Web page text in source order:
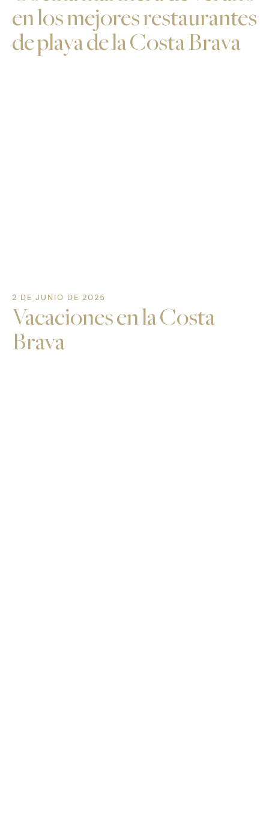
en los mejores restaurantes
de playa de la Costa Brava
2 DE JUNIO DE 2025
Vacaciones en la Costa
Brava